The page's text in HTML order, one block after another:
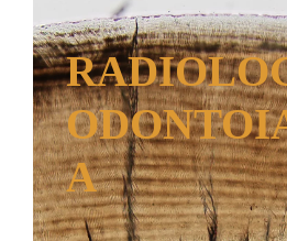
TERAPIE ODONTOIATRICHE DOTT.
SICUREZZA E QUALITÀ
CONTATTI
A